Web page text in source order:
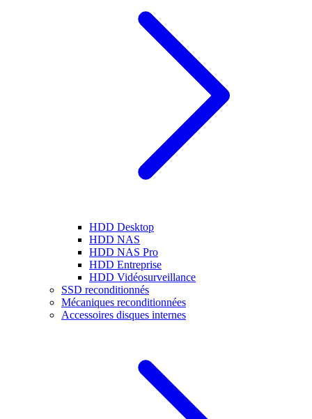
HDD Desktop
HDD NAS
HDD NAS Pro
HDD Entreprise
HDD Vidéosurveillance
SSD reconditionnés
Mécaniques reconditionnées
Accessoires disques internes